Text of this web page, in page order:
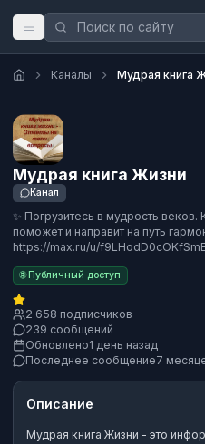
Каналы Мудрая книга
Мудрая книга Жизни
Канал
✨ Погрузитесь в мудрость
поможет и направит на путь
https://max.ru/u/
🌐 Публичный доступ
2 658 подписчиков
239 сообщений
Обновлено1 день назад
Последнее сообщение7
Описание
Мудрая книга Жизни - это